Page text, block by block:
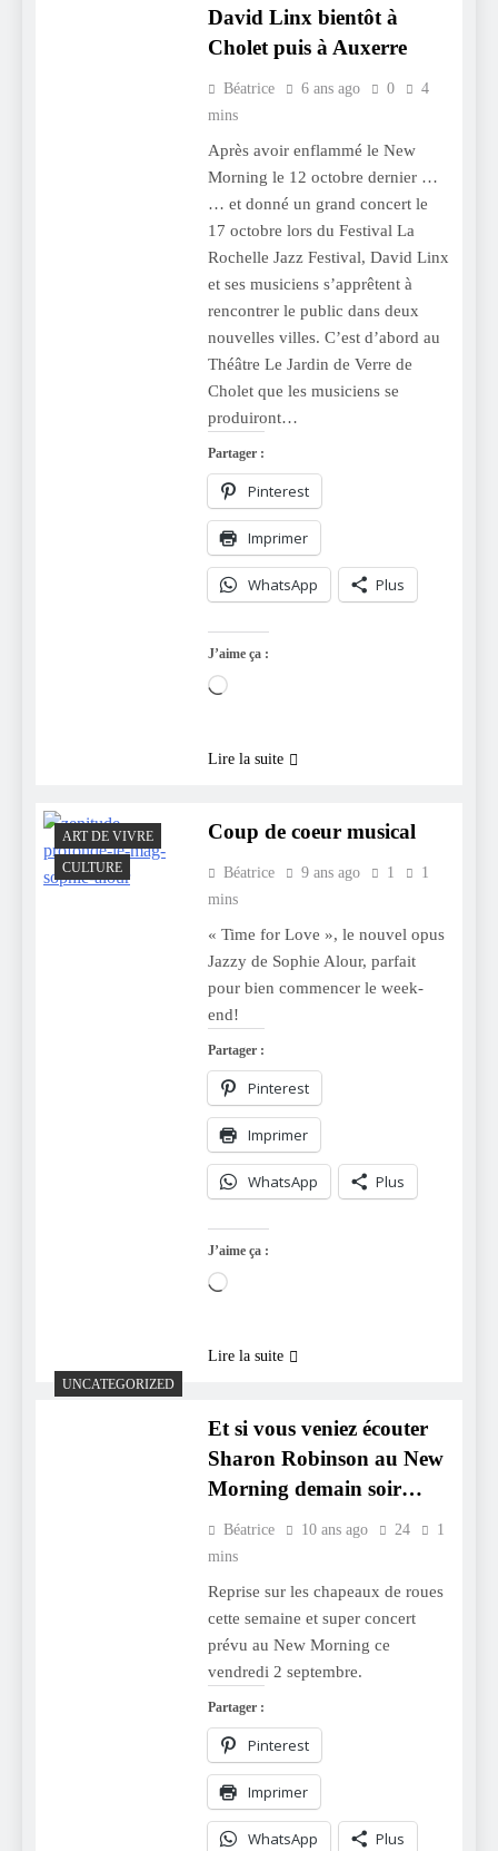
David Linx bientôt à
Cholet puis à Auxerre
Béatrice 6 ans ago 0
4
mins
Après avoir enflammé le New
Morning le 12 octobre dernier …
… et donné un grand concert le
17 octobre lors du Festival La
Rochelle Jazz Festival, David Linx
et ses musiciens s’apprêtent à
rencontrer le public dans deux
nouvelles villes. C’est d’abord au
Théâtre Le Jardin de Verre de
Cholet que les musiciens se
produiront…
Partager :
Pinterest
Imprimer
WhatsApp Plus
J’aime ça :
Chargement…
Lire la suite
ART DE VIVRE
CULTURE
Coup de coeur musical
Béatrice 9 ans ago 1
1
mins
« Time for Love », le nouvel opus
Jazzy de Sophie Alour, parfait
pour bien commencer le week-
end!
Partager :
Pinterest
Imprimer
WhatsApp Plus
J’aime ça :
Chargement…
Lire la suite
UNCATEGORIZED
Et si vous veniez écouter
Sharon Robinson au New
Morning demain soir…
Béatrice 10 ans ago 24
1
mins
Reprise sur les chapeaux de roues
cette semaine et super concert
prévu au New Morning ce
vendredi 2 septembre.
Partager :
Pinterest
Imprimer
WhatsApp Plus